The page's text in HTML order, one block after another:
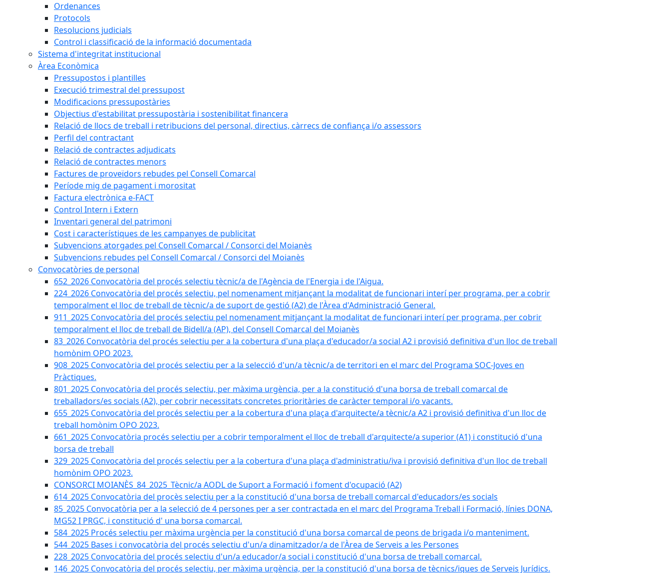
Ordenances
Protocols
Resolucions judicials
Control i classificació de la informació documentada
Sistema d'integritat institucional
Àrea Econòmica
Pressupostos i plantilles
Execució trimestral del pressupost
Modificacions pressupostàries
Objectius d'estabilitat pressupostària i sostenibilitat financera
Relació de llocs de treball i retribucions del personal, directius, càrrecs de confiança i/o assessors
Perfil del contractant
Relació de contractes adjudicats
Relació de contractes menors
Factures de proveïdors rebudes pel Consell Comarcal
Període mig de pagament i morositat
Factura electrònica e-FACT
Control Intern i Extern
Inventari general del patrimoni
Cost i característiques de les campanyes de publicitat
Subvencions atorgades pel Consell Comarcal / Consorci del Moianès
Subvencions rebudes pel Consell Comarcal / Consorci del Moianès
Convocatòries de personal
652_2026 Convocatòria del procés selectiu tècnic/a de l'Agència de l'Energia i de l'Aigua.
224_2026 Convocatòria del procés selectiu, pel nomenament mitjançant la modalitat de funcionari interí per programa, per a cobrir
temporalment el lloc de treball de tècnic/a de suport de gestió (A2) de l'Àrea d'Administració General.
911_2025 Convocatòria del procés selectiu pel nomenament mitjançant la modalitat de funcionari interí per programa, per cobrir
temporalment el lloc de treball de Bidell/a (AP), del Consell Comarcal del Moianès
83_2026 Convocatòria del procés selectiu per a la cobertura d'una plaça d'educador/a social A2 i provisió definitiva d'un lloc de treball
homònim OPO 2023.
908_2025 Convocatòria del procés selectiu per a la selecció d'un/a tècnic/a de territori en el marc del Programa SOC-Joves en
Pràctiques.
801_2025 Convocatòria del procés selectiu, per màxima urgència, per a la constitució d'una borsa de treball comarcal de
treballadors/es socials (A2), per cobrir necessitats concretes prioritàries de caràcter temporal i/o vacants.
655_2025 Convocatòria del procés selectiu per a la cobertura d'una plaça d'arquitecte/a tècnic/a A2 i provisió definitiva d'un lloc de
treball homònim OPO 2023.
661_2025 Convocatòria procés selectiu per a cobrir temporalment el lloc de treball d'arquitecte/a superior (A1) i constitució d'una
borsa de treball
329_2025 Convocatòria del procés selectiu per a la cobertura d'una plaça d'administratiu/iva i provisió definitiva d'un lloc de treball
homònim OPO 2023.
CONSORCI MOIANÈS_84_2025_Tècnic/a AODL de Suport a Formació i foment d'ocupació (A2)
614_2025 Convocatòria del procès selectiu per a la constitució d'una borsa de treball comarcal d'educadors/es socials
85_2025 Convocatòria per a la selecció de 4 persones per a ser contractada en el marc del Programa Treball i Formació, línies DONA,
MG52 I PRGC, i constitució d' una borsa comarcal.
584_2025 Procés selectiu per màxima urgència per la constitució d'una borsa comarcal de peons de brigada i/o manteniment.
544_2025 Bases i convocatòria del procés selectiu d'un/a dinamitzador/a de l'Àrea de Serveis a les Persones
228_2025 Convocatòria del procés selectiu d'un/a educador/a social i constitució d'una borsa de treball comarcal.
146_2025 Convocatòria del procés selectiu, per màxima urgència, per la constitució d'una borsa de tècnics/iques de Serveis Jurídics.